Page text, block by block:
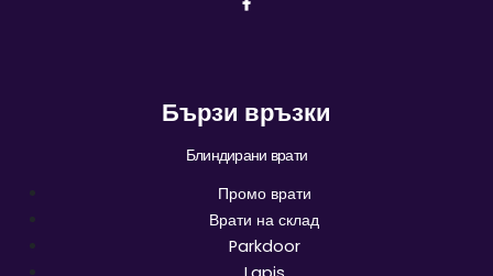
Бързи връзки
Блиндирани врати
Промо врати
Врати на склад
Parkdoor